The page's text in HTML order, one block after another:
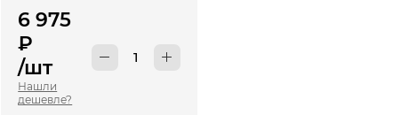
6 975
₽
/шт
Нашли
дешевле?